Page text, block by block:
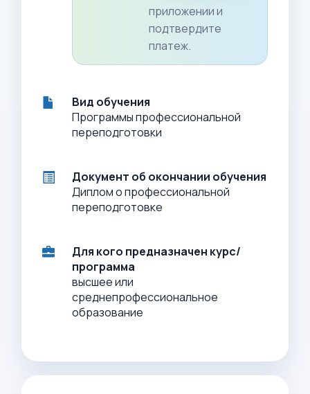
приложении и
подтвердите
платеж.
Вид обучения
Программы профессиональной
переподготовки
Документ об окончании обучения
Диплом о профессиональной
переподготовке
Для кого предназначен курс/
программа
высшее или
среднепрофессиональное
образование